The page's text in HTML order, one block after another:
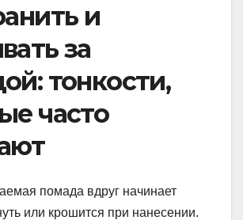
и
за
тонкости,
часто
помада вдруг начинает
или крошится при нанесении.